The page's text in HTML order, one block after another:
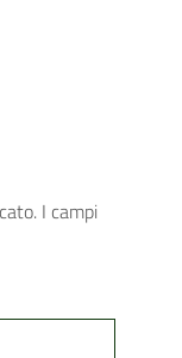
I campi